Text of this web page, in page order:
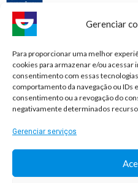
Gerenciar
Para proporcionar uma melhor
cookies para armazenar e/ou
consentimento com essas
comportamento da navegação ou IDs
consentimento ou a revogação do
negativamente determinados
Gerenciar serviços